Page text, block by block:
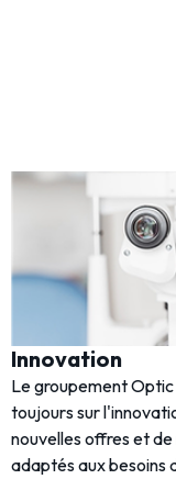
Innovation
Le groupement
toujours sur
nouvelles offres et
adaptés aux besoins